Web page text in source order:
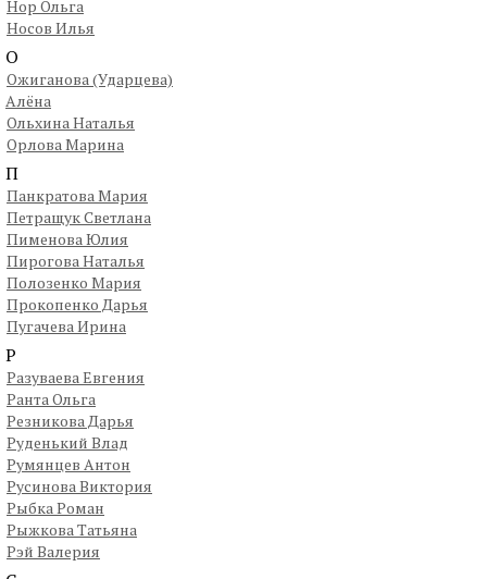
Нор Ольга
Носов Илья
О
Ожиганова (Ударцева)
Алёна
Ольхина Наталья
Орлова Марина
П
Панкратова Мария
Петращук Светлана
Пименова Юлия
Пирогова Наталья
Полозенко Мария
Прокопенко Дарья
Пугачева Ирина
Р
Разуваева Евгения
Ранта Ольга
Резникова Дарья
Руденький Влад
Румянцев Антон
Русинова Виктория
Рыбка Роман
Рыжкова Татьяна
Рэй Валерия